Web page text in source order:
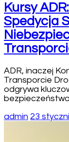
Kursy
Spedycja
ADR, inaczej
Transporcie
odgrywa
admin 23